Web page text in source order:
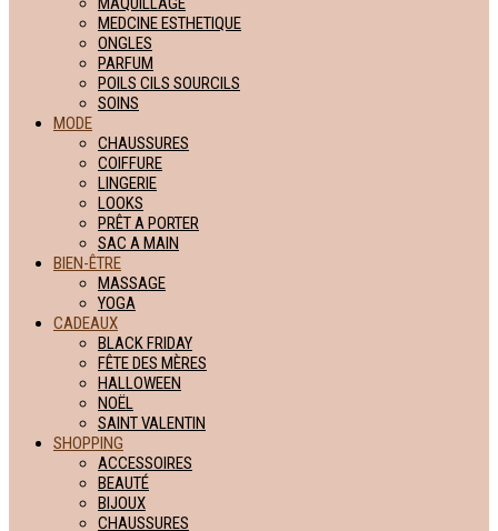
MEDCINE ESTHETIQUE
ONGLES
PARFUM
POILS CILS SOURCILS
SOINS
MODE
CHAUSSURES
COIFFURE
LINGERIE
LOOKS
PRÊT A PORTER
SAC A MAIN
BIEN-ÊTRE
MASSAGE
YOGA
CADEAUX
BLACK FRIDAY
FÊTE DES MÈRES
HALLOWEEN
NOËL
SAINT VALENTIN
SHOPPING
ACCESSOIRES
BEAUTÉ
BIJOUX
CHAUSSURES